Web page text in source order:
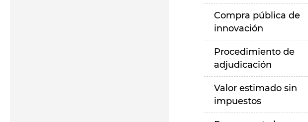
Compra pública de
innovación
Procedimiento de
adjudicación
Valor estimado sin
impuestos